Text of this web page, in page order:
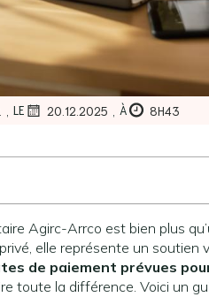
, LE 20.12.2025 , À 8H43
Agirc-Arrco est bien plus
elle représente un
de paiement prévues
toute la différence. Voici un